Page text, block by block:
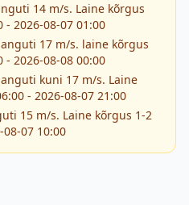
14 m/s. Laine kõrgus
- 2026-08-07 01:00
17 m/s. laine kõrgus
- 2026-08-08 00:00
kuni 17 m/s. Laine
- 2026-08-07 21:00
15 m/s. Laine kõrgus 1-2
08-07 10:00